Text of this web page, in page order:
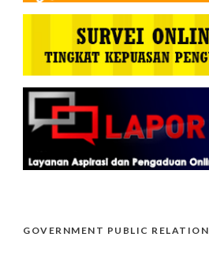
GOVERNMENT PUBLIC RELATION